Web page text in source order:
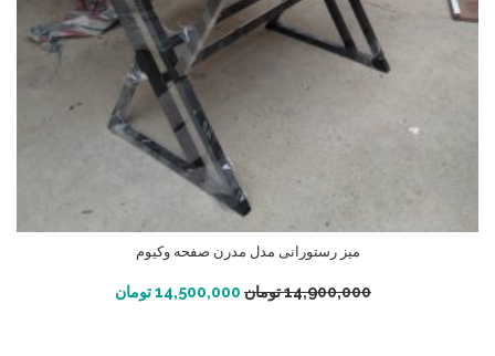
میز رستورانی مدل مدرن صفحه وکیوم
14,900,000تومان 14,500,000تومان افزودن به سبد خرید